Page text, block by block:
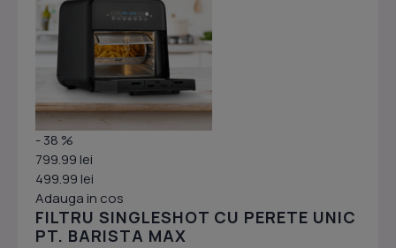
- 38 %
799.99 lei
499.99 lei
Adauga in cos
FILTRU SINGLESHOT CU PERETE UNIC
PT. BARISTA MAX